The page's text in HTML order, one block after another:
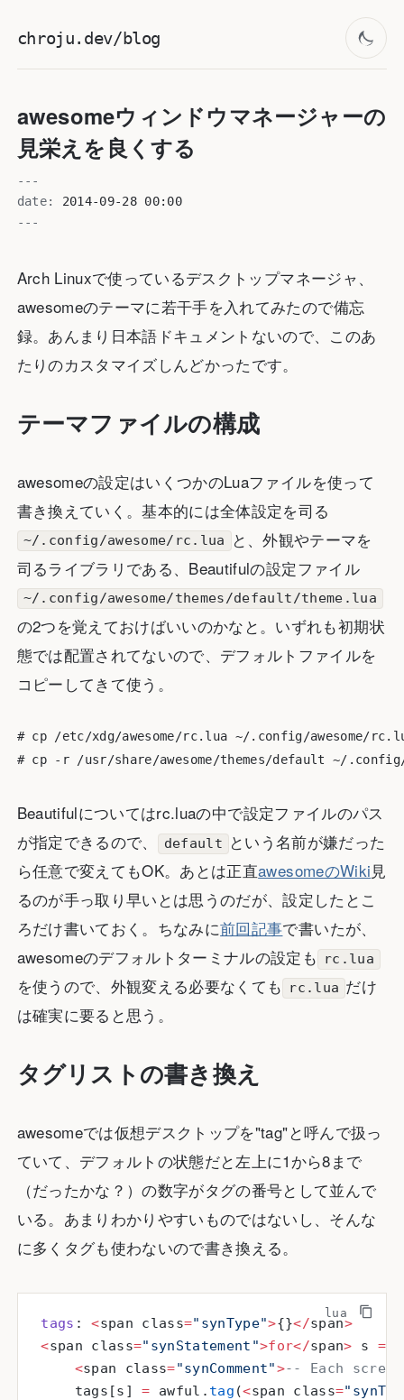
chroju.dev/blog
awesomeウィンドウマネージャーの
見栄えを良くする
---
date:
2014-09-28 00:00
---
Arch Linuxで使っているデスクトップマネージャ、
awesomeのテーマに若干手を入れてみたので備忘
録。あんまり日本語ドキュメントないので、このあ
たりのカスタマイズしんどかったです。
テーマファイルの構成
awesomeの設定はいくつかのLuaファイルを使って
書き換えていく。基本的には全体設定を司る
~/.config/awesome/rc.lua と、外観やテーマを
司るライブラリである、Beautifulの設定ファイル
~/.config/awesome/themes/default/theme.lua
の2つを覚えておけばいいのかなと。いずれも初期状
態では配置されてないので、デフォルトファイルを
コピーしてきて使う。
# cp /etc/xdg/awesome/rc.lua ~/.config/awesome/
Beautifulについてはrc.luaの中で設定ファイルのパス
が指定できるので、
default
という名前が嫌だった
ら任意で変えてもOK。あとは正直awesomeのWiki見
るのが手っ取り早いとは思うのだが、設定したとこ
ろだけ書いておく。ちなみに前回記事で書いたが、
awesomeのデフォルトターミナルの設定も rc.lua
を使うので、外観変える必要なくても rc.lua だけ
は確実に要ると思う。
タグリストの書き換え
awesomeでは仮想デスクトップを"tag"と呼んで扱っ
ていて、デフォルトの状態だと左上に1から8まで
（だったかな？）の数字がタグの番号として並んで
いる。あまりわかりやすいものではないし、そんな
に多くタグも使わないので書き換える。
tags : <span class="synType">{}</span>
<span class="synStatement">for</span> s =
    <
span class="synComment">-- Each
    tags[s]
= awful. tag (<span class=